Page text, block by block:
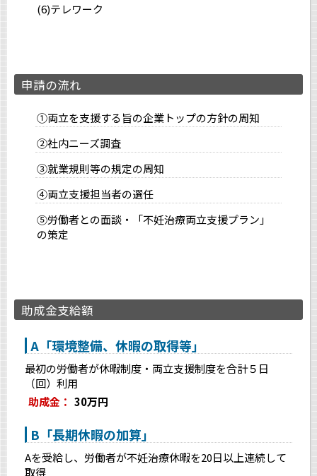
(6)テレワーク
申請の流れ
①両立を支援する旨の企業トップの方針の周知
②社内ニーズ調査
③就業規則等の規定の周知
④両立支援担当者の選任
⑤労働者との面談・「不妊治療両立支援プラン」
の策定
助成金支給額
A「環境整備、休暇の取得等」
最初の労働者が休暇制度・両立支援制度を合計５日
（回）利用
助成金： 30万円
B「長期休暇の加算」
Aを受給し、労働者が不妊治療休暇を20日以上連続して
取得